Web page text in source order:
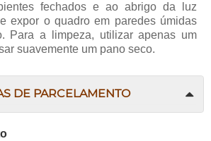
fechados e ao abrigo da luz
expor o quadro em paredes úmidas
Para a limpeza, utilizar apenas um
suavemente um pano seco.
DE PARCELAMENTO